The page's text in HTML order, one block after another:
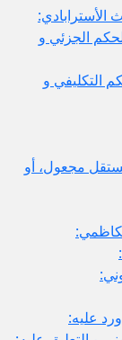
الأسترابادي:
الجزئي و
التكليفي و
مجعول، أو
عليه: